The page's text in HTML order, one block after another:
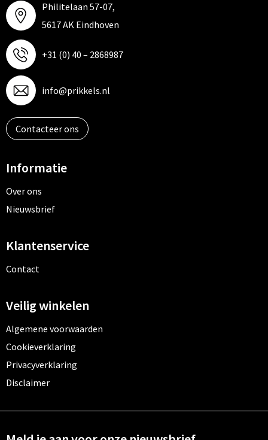
Philitelaan 57-07,
5617 AK Eindhoven
+31 (0) 40 – 2868987
info@prikkels.nl
Contacteer ons
Informatie
Over ons
Nieuwsbrief
Klantenservice
Contact
Veilig winkelen
Algemene voorwaarden
Cookieverklaring
Privacyverklaring
Disclaimer